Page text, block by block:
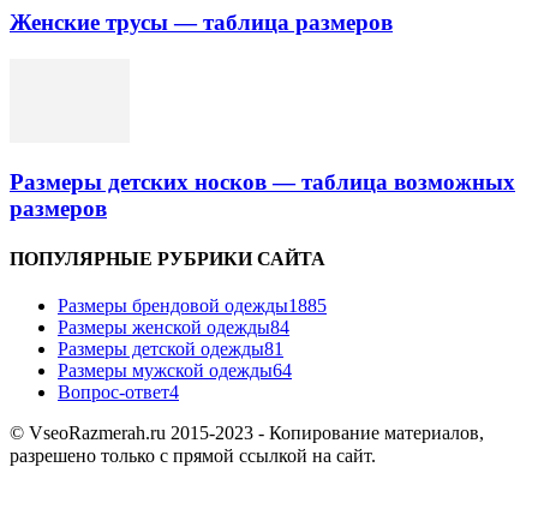
Женские трусы — таблица размеров
Размеры детских носков — таблица возможных
размеров
ПОПУЛЯРНЫЕ РУБРИКИ САЙТА
Размеры брендовой одежды1885
Размеры женской одежды84
Размеры детской одежды81
Размеры мужской одежды64
Вопрос-ответ4
© VseoRazmerah.ru 2015-2023 - Копирование материалов,
разрешено только с прямой ссылкой на сайт.